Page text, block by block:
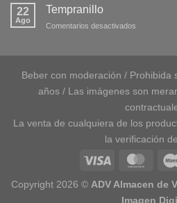
22
Ago
Tempranillo
Comentarios desactivados
Beber con moderación / Prohibida
años / Las imágenes son
La venta de cualquiera de los
la verificación
Copyright 2026 © ADV Almacen de
Imagen